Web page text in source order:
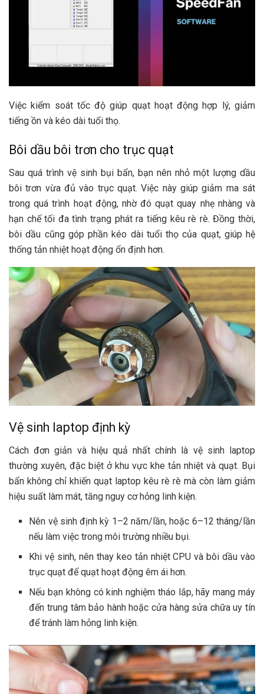
Việc kiểm soát tốc độ giúp quạt hoạt động hợp lý, giảm
tiếng ồn và kéo dài tuổi thọ.
Bôi dầu bôi trơn cho trục quạt
Sau quá trình vệ sinh bụi bẩn, bạn nên nhỏ một lượng dầu
bôi trơn vừa đủ vào trục quạt. Việc này giúp giảm ma sát
trong quá trình hoạt động, nhờ đó quạt quay nhẹ nhàng và
hạn chế tối đa tình trạng phát ra tiếng kêu rè rè. Đồng thời,
bôi dầu cũng góp phần kéo dài tuổi thọ của quạt, giúp hệ
thống tản nhiệt hoạt động ổn định hơn.
Vệ sinh laptop định kỳ
Cách đơn giản và hiệu quả nhất chính là vệ sinh laptop
thường xuyên, đặc biệt ở khu vực khe tản nhiệt và quạt. Bụi
bẩn không chỉ khiến quạt laptop kêu rè rè mà còn làm giảm
hiệu suất làm mát, tăng nguy cơ hỏng linh kiện.
Nên vệ sinh định kỳ 1–2 năm/lần, hoặc 6–12 tháng/lần
nếu làm việc trong môi trường nhiều bụi.
Khi vệ sinh, nên thay keo tản nhiệt CPU và bôi dầu vào
trục quạt để quạt hoạt động êm ái hơn.
Nếu bạn không có kinh nghiệm tháo lắp, hãy mang máy
đến trung tâm bảo hành hoặc cửa hàng sửa chữa uy tín
để tránh làm hỏng linh kiện.